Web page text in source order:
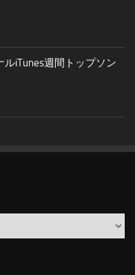
iTunes週間トップソン